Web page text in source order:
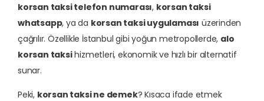
korsan taksi telefon numarası, korsan taksi
whatsapp, ya da korsan taksi uygulaması üzerinden
çağrılır. Özellikle İstanbul gibi yoğun metropollerde, alo
korsan taksihizmetleri, ekonomik ve hızlı bir alternatif
sunar.
Peki, korsan taksi ne demek? Kısaca ifade etmek